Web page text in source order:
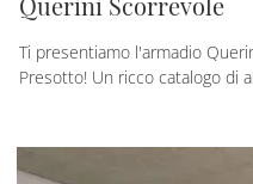
Ti presentiamo l'armadio
Presotto! Un ricco catalogo di